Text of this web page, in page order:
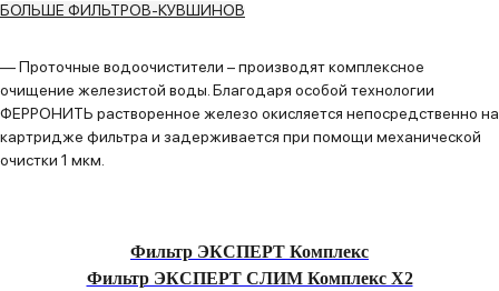
БОЛЬШЕ ФИЛЬТРОВ-КУВШИНОВ
—Проточные водоочистители – производят комплексное
очищение железистой воды. Благодаря особой технологии
ФЕРРОНИТЬ растворенное железо окисляется непосредственно на
картридже фильтра и задерживается при помощи механической
очистки 1 мкм.
Фильтр ЭКСПЕРТ Комплекс
Фильтр ЭКСПЕРТ СЛИМ Комплекс Х2